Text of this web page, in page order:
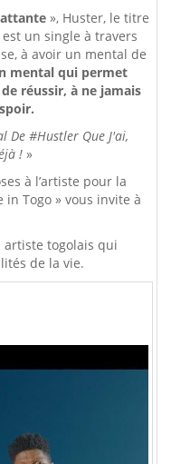
», Huster, le titre
un single à travers
à avoir un mental de
mental qui permet
réussir, à ne jamais
De #Hustler Que J'ai,
! »
à l’artiste pour la
in Togo » vous invite à
artiste togolais qui
de la vie.